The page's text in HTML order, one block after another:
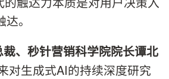
。
、秒针营销科学院院长谭北
对生成式AI的持续深度研究